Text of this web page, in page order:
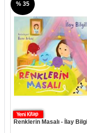
Renklerin Masalı - İlay
% 35